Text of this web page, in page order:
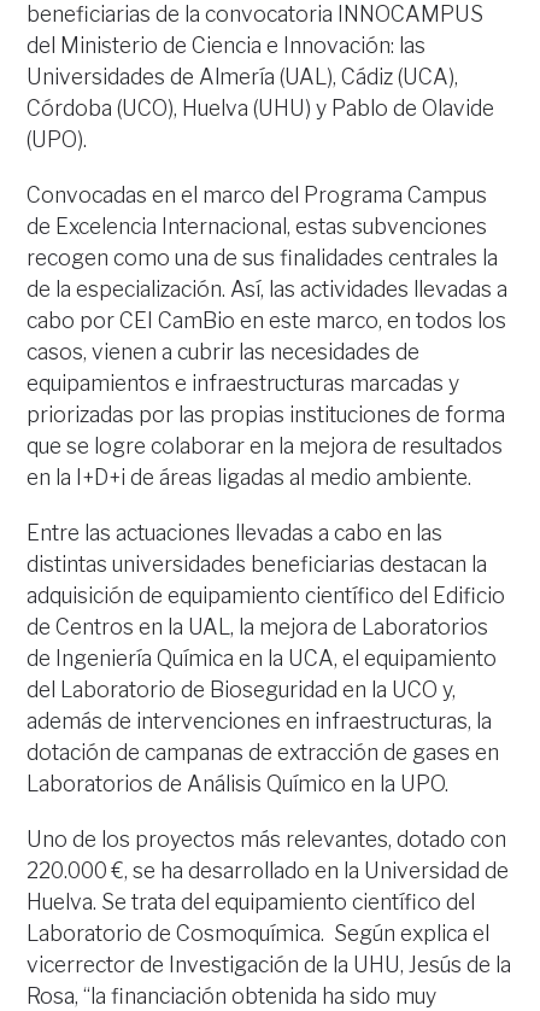
beneficiarias de la convocatoria INNOCAMPUS
del Ministerio de Ciencia e Innovación: las
Universidades de Almería (UAL), Cádiz (UCA),
Córdoba (UCO), Huelva (UHU) y Pablo de Olavide
(UPO).
Convocadas en el marco del Programa Campus
de Excelencia Internacional, estas subvenciones
recogen como una de sus finalidades centrales la
de la especialización. Así, las actividades llevadas a
cabo por CEI CamBio en este marco, en todos los
casos, vienen a cubrir las necesidades de
equipamientos e infraestructuras marcadas y
priorizadas por las propias instituciones de forma
que se logre colaborar en la mejora de resultados
en la I+D+i de áreas ligadas al medio ambiente.
Entre las actuaciones llevadas a cabo en las
distintas universidades beneficiarias destacan la
adquisición de equipamiento científico del Edificio
de Centros en la UAL, la mejora de Laboratorios
de Ingeniería Química en la UCA, el equipamiento
del Laboratorio de Bioseguridad en la UCO y,
además de intervenciones en infraestructuras, la
dotación de campanas de extracción de gases en
Laboratorios de Análisis Químico en la UPO.
Uno de los proyectos más relevantes, dotado con
220.000 €, se ha desarrollado en la Universidad de
Huelva. Se trata del equipamiento científico del
Laboratorio de Cosmoquímica. Según explica el
vicerrector de Investigación de la UHU, Jesús de la
Rosa, “la financiación obtenida ha sido muy